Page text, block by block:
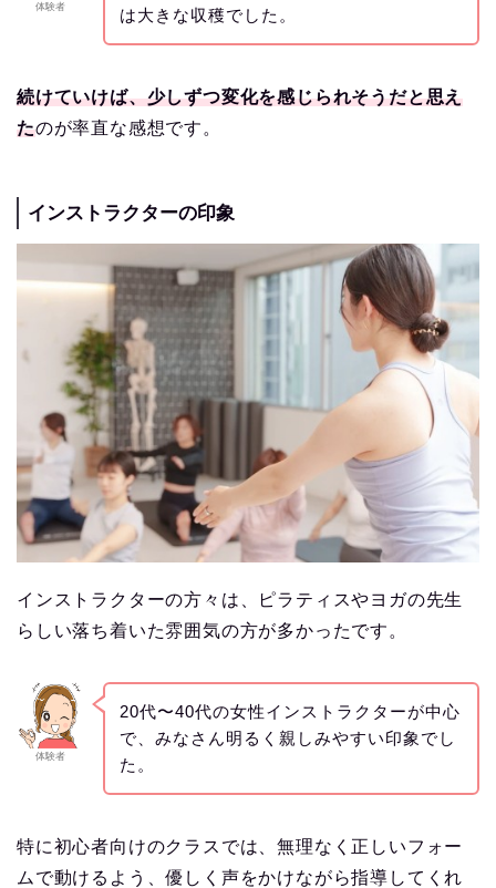
体験者
は大きな収穫でした。
続けていけば、少しずつ変化を感じられそうだと思え
たのが率直な感想です。
インストラクターの印象
インストラクターの方々は、ピラティスやヨガの先生
らしい落ち着いた雰囲気の方が多かったです。
体験者
20代〜40代の女性インストラクターが中心
で、みなさん明るく親しみやすい印象でし
た。
特に初心者向けのクラスでは、無理なく正しいフォー
ムで動けるよう、優しく声をかけながら指導してくれ